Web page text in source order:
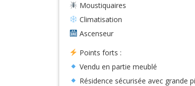
Moustiquaires
Climatisation
Ascenseur
Points forts :
Vendu en partie meublé
Résidence sécurisée avec grande